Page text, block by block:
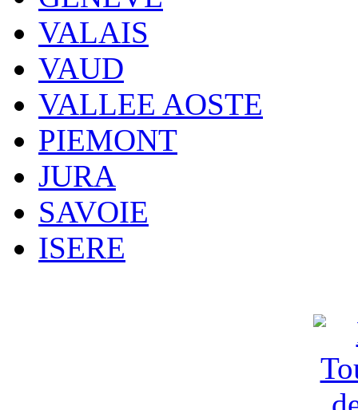
VALAIS
VAUD
VALLEE AOSTE
PIEMONT
JURA
SAVOIE
ISERE